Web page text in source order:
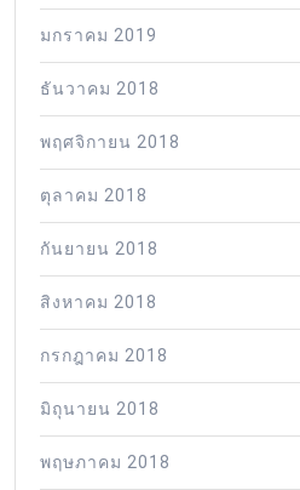
มกราคม 2019
ธันวาคม 2018
พฤศจิกายน 2018
ตุลาคม 2018
กันยายน 2018
สิงหาคม 2018
กรกฎาคม 2018
มิถุนายน 2018
พฤษภาคม 2018